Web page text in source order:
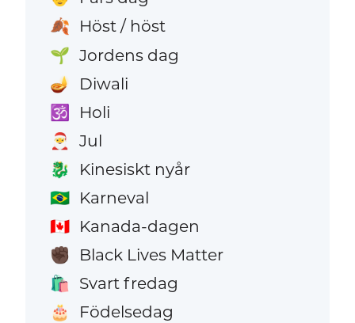
🍂 Höst / höst
🌱 Jordens dag
🪔 Diwali
🕉️ Holi
🎅 Jul
🐉 Kinesiskt nyår
🇧🇷 Karneval
🇨🇦 Kanada-dagen
✊🏿 Black Lives Matter
🛍️ Svart fredag
🎂 Födelsedag